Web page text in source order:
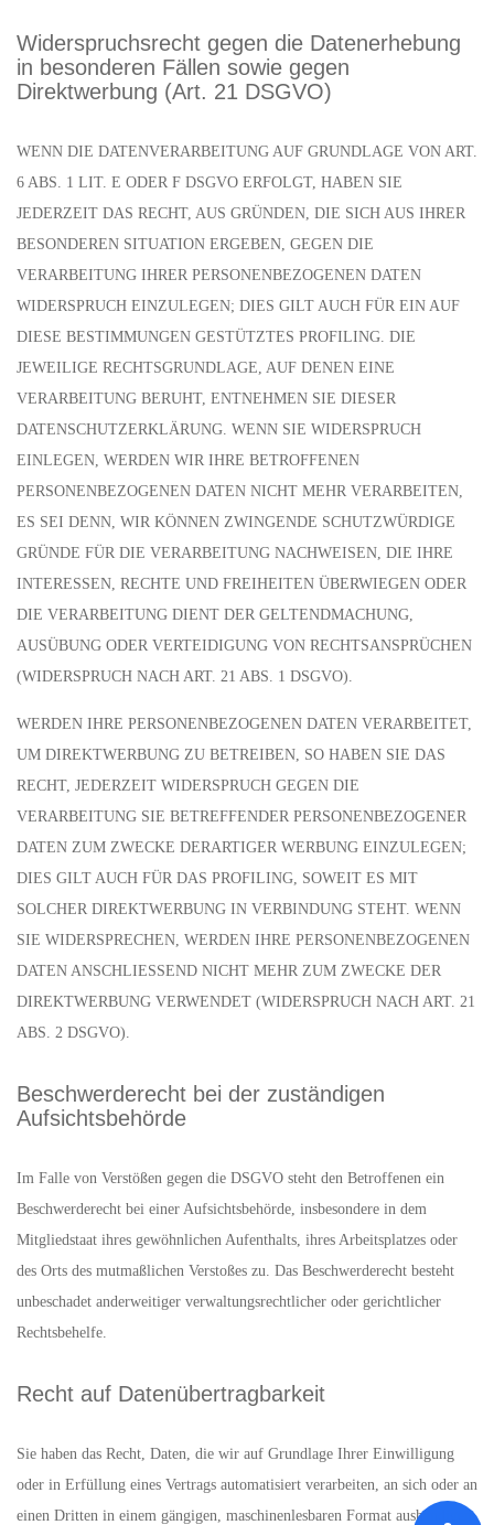
Widerspruchsrecht gegen die Datenerhebung
in besonderen Fällen sowie gegen
Direktwerbung (Art. 21 DSGVO)
WENN DIE DATENVERARBEITUNG AUF GRUNDLAGE VON ART.
6 ABS. 1 LIT. E ODER F DSGVO ERFOLGT, HABEN SIE
JEDERZEIT DAS RECHT, AUS GRÜNDEN, DIE SICH AUS IHRER
BESONDEREN SITUATION ERGEBEN, GEGEN DIE
VERARBEITUNG IHRER PERSONENBEZOGENEN DATEN
WIDERSPRUCH EINZULEGEN; DIES GILT AUCH FÜR EIN AUF
DIESE BESTIMMUNGEN GESTÜTZTES PROFILING. DIE
JEWEILIGE RECHTSGRUNDLAGE, AUF DENEN EINE
VERARBEITUNG BERUHT, ENTNEHMEN SIE DIESER
DATENSCHUTZERKLÄRUNG. WENN SIE WIDERSPRUCH
EINLEGEN, WERDEN WIR IHRE BETROFFENEN
PERSONENBEZOGENEN DATEN NICHT MEHR VERARBEITEN,
ES SEI DENN, WIR KÖNNEN ZWINGENDE SCHUTZWÜRDIGE
GRÜNDE FÜR DIE VERARBEITUNG NACHWEISEN, DIE IHRE
INTERESSEN, RECHTE UND FREIHEITEN ÜBERWIEGEN ODER
DIE VERARBEITUNG DIENT DER GELTENDMACHUNG,
AUSÜBUNG ODER VERTEIDIGUNG VON RECHTSANSPRÜCHEN
(WIDERSPRUCH NACH ART. 21 ABS. 1 DSGVO).
WERDEN IHRE PERSONENBEZOGENEN DATEN VERARBEITET,
UM DIREKTWERBUNG ZU BETREIBEN, SO HABEN SIE DAS
RECHT, JEDERZEIT WIDERSPRUCH GEGEN DIE
VERARBEITUNG SIE BETREFFENDER PERSONENBEZOGENER
DATEN ZUM ZWECKE DERARTIGER WERBUNG EINZULEGEN;
DIES GILT AUCH FÜR DAS PROFILING, SOWEIT ES MIT
SOLCHER DIREKTWERBUNG IN VERBINDUNG STEHT. WENN
SIE WIDERSPRECHEN, WERDEN IHRE PERSONENBEZOGENEN
DATEN ANSCHLIESSEND NICHT MEHR ZUM ZWECKE DER
DIREKTWERBUNG VERWENDET (WIDERSPRUCH NACH ART. 21
ABS. 2 DSGVO).
Beschwerde­recht bei der zuständigen
Aufsichts­behörde
Im Falle von Verstößen gegen die DSGVO steht den Betroffenen ein
Beschwerderecht bei einer Aufsichtsbehörde, insbesondere in dem
Mitgliedstaat ihres gewöhnlichen Aufenthalts, ihres Arbeitsplatzes oder
des Orts des mutmaßlichen Verstoßes zu. Das Beschwerderecht besteht
unbeschadet anderweitiger verwaltungsrechtlicher oder gerichtlicher
Rechtsbehelfe.
Recht auf Daten­übertrag­barkeit
Sie haben das Recht, Daten, die wir auf Grundlage Ihrer Einwilligung
oder in Erfüllung eines Vertrags automatisiert verarbeiten, an sich oder an
einen Dritten in einem gängigen, maschinenlesbaren Format aushändigen